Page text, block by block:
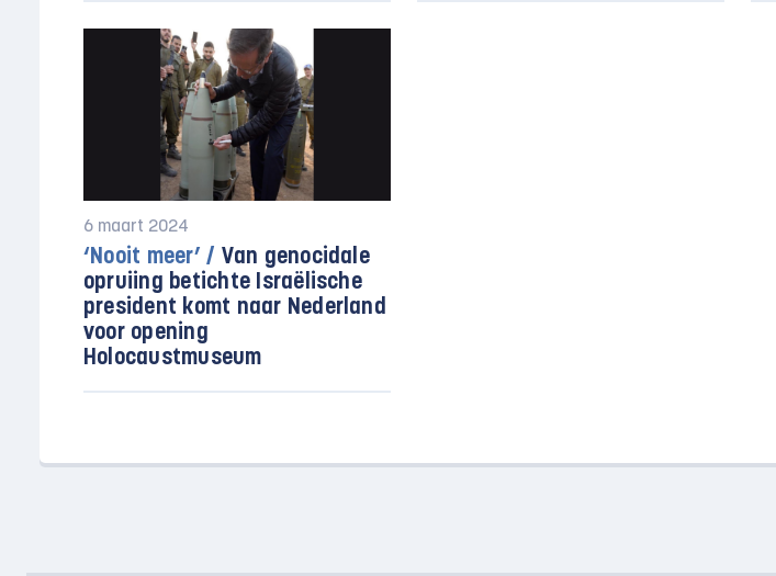
6 maart 2024
‘Nooit meer’ / Van genocidale
opruiing betichte Israëlische
president komt naar Nederland
voor opening
Holocaustmuseum